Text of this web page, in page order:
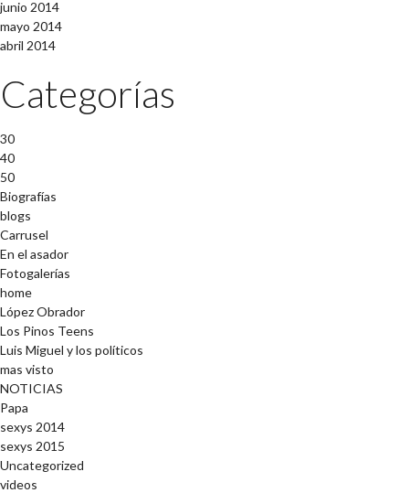
junio 2014
mayo 2014
abril 2014
Categorías
30
40
50
Biografías
blogs
Carrusel
En el asador
Fotogalerías
home
López Obrador
Los Pinos Teens
Luis Miguel y los políticos
mas visto
NOTICIAS
Papa
sexys 2014
sexys 2015
Uncategorized
videos